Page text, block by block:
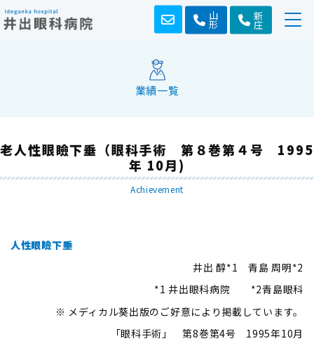
山形 新庄
業績一覧
老人性眼瞼下垂（眼科手術 第８巻第４号 1995
年 10月)
Achievement
人性眼瞼下垂
井出 醇*1 青島 周明*2
*1 井出眼科病院 *2青島眼科
※ メディカル葵出版のご好意により掲載しています。
「眼科手術」 第8巻第4号 1995年10月